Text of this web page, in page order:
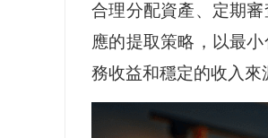
合理分配資產、定期
應的提取策略，以最
務收益和穩定的收入來